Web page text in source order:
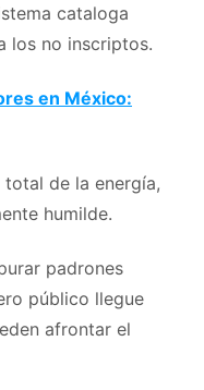
cataloga
los no inscriptos.
en México:
de la energía,
humilde.
padrones
público llegue
afrontar el